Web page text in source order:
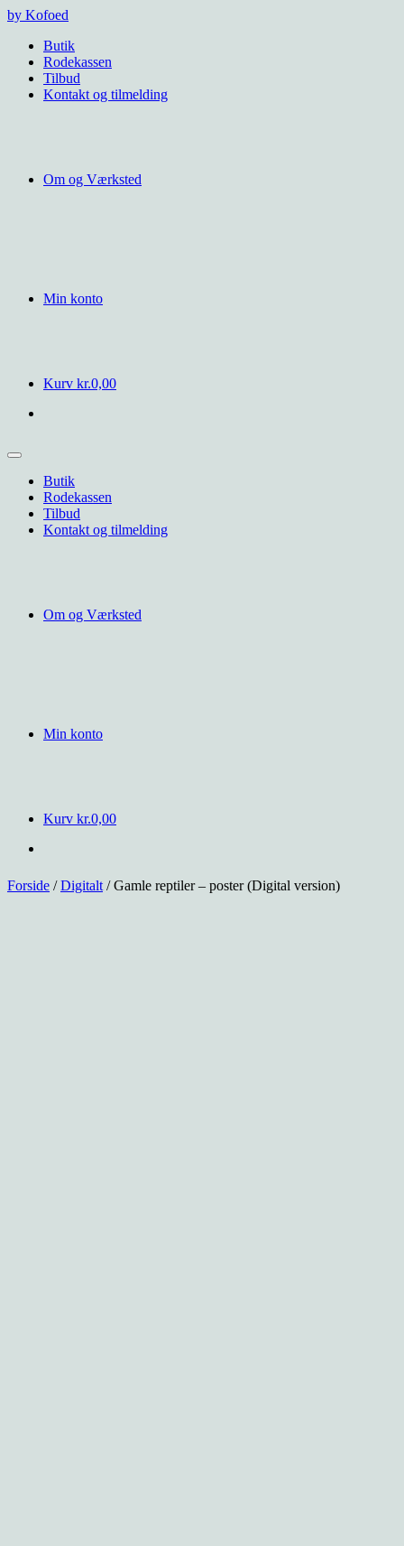
Videre
indhold
by Kofoed
Butik
Rodekassen
Tilbud
Kontakt og tilmelding
Om og Værksted
Min konto
Kurv kr.0,00
Butik
Rodekassen
Tilbud
Kontakt og tilmelding
Om og Værksted
Min konto
Kurv kr.0,00
Forside /Digitalt / Gamle reptiler – poster (Digital version)